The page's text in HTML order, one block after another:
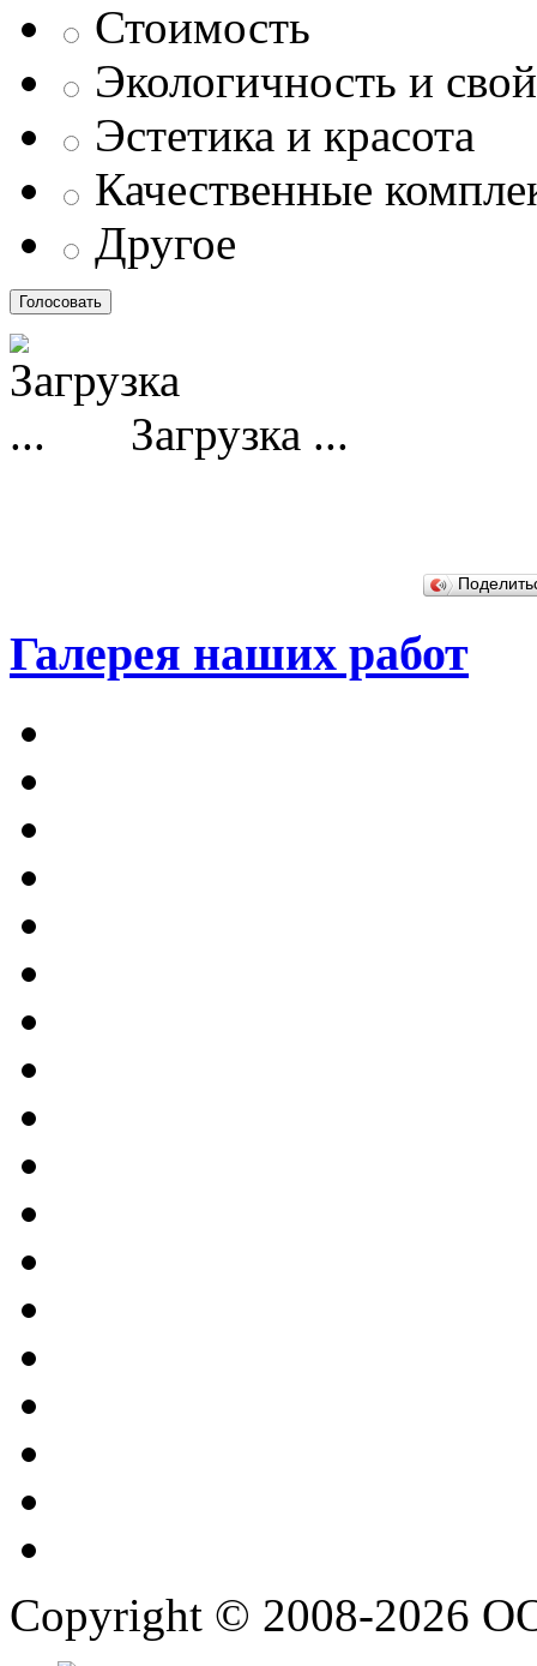
Стоимость
Экологичность и
Эстетика и красота
Качественные
Другое
Загрузка ...
Галерея наших работ
Copyright © 2008-2026